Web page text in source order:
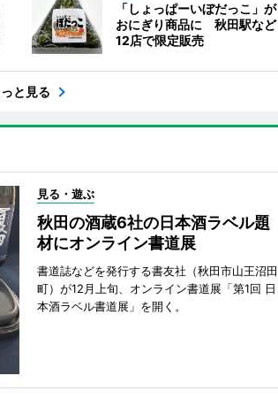
「しょっぱーいぼだっこ」が
おにぎり商品に 秋田駅など
12店で限定販売
と見る
見る・遊ぶ
秋田の酒蔵6社の日本酒ラベル題
材にオンライン書道展
書道誌などを発行する書友社（秋田市山王沼田
町）が12月上旬、オンライン書道展「第1回 日
本酒ラベル書道展」を開く。